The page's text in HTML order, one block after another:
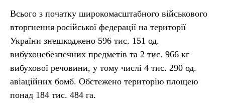
Всього з початку широкомасштабного військового
вторгнення російської федерації на території
України знешкоджено 596 тис. 151 од.
вибухонебезпечних предметів та 2 тис. 966 кг
вибухової речовини, у тому числі 4 тис. 290 од.
авіаційних бомб. Обстежено територію площею
понад 184 тис. 484 га.